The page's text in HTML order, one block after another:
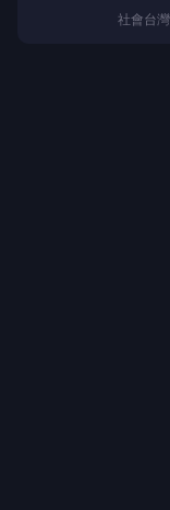
命及財
犯罪展
社會台